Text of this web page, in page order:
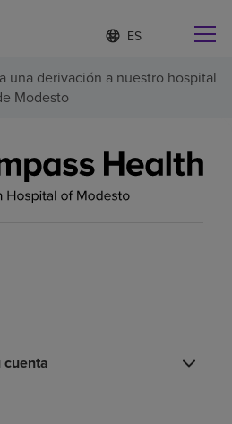
Lista
de
contraída
d
o
e
c
una derivación a nuestro hospital
Modesto